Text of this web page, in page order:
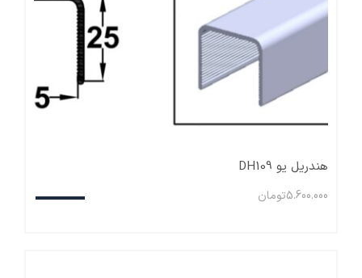
هندریل یو DH109
5.600.000تومان